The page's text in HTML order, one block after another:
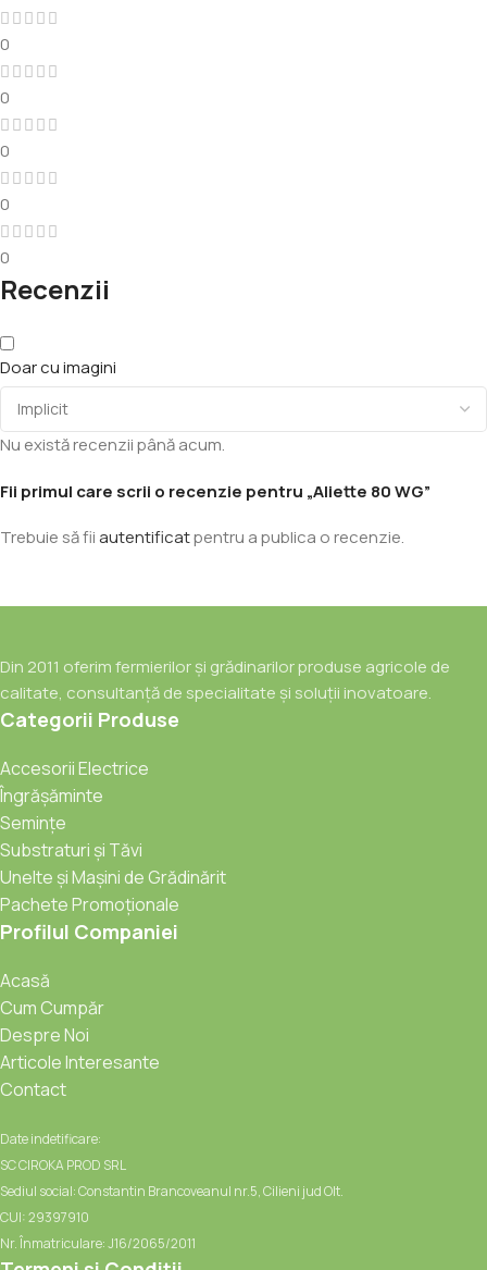
0
0
0
0
0
Recenzii
Doar cu imagini
Nu există recenzii până acum.
Fii primul care scrii o recenzie pentru „Aliette 80 WG”
Trebuie să fiiautentificatpentru a publica o recenzie.
Din 2011 oferim fermierilor și grădinarilor produse agricole de
calitate, consultanță de specialitate și soluții inovatoare.
Categorii Produse
Accesorii Electrice
Îngrășăminte
Semințe
Substraturi și Tăvi
Unelte și Mașini de Grădinărit
Pachete Promoționale
Profilul Companiei
Acasă
Cum Cumpăr
Despre Noi
Articole Interesante
Contact
Date indetificare:
SC CIROKA PROD SRL
Sediul social: Constantin Brancoveanul nr.5, Cilieni jud Olt.
CUI: 29397910
Nr. Înmatriculare: J16/2065/2011